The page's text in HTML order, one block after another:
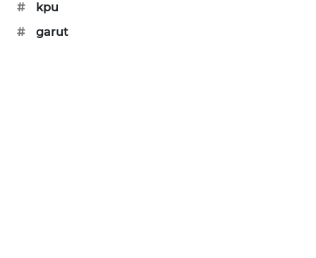
#
kpu
#
garut
SONYA